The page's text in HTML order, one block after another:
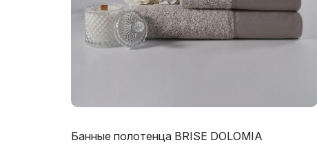
Банные полотенца BRISE DOLOMIA